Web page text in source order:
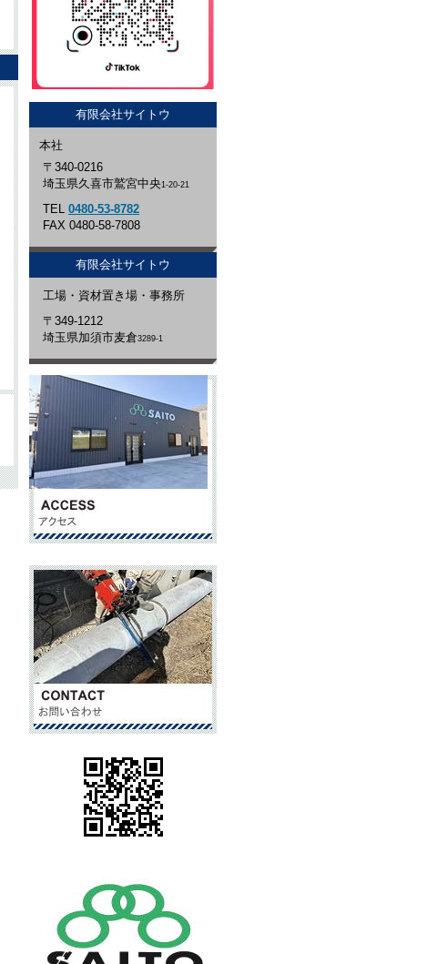
有限会社サイトウ
本社
〒340-0216
埼玉県久喜市鷲宮中央1-20-21
TEL 0480-53-8782
FAX 0480-58-7808
有限会社サイトウ
工場・資材置き場・事務所
〒349-1212
埼玉県加須市麦倉3289-1